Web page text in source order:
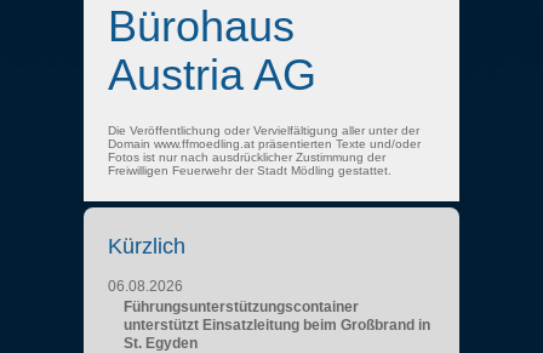
Bürohaus
Austria AG
Die Veröffentlichung oder Vervielfältigung aller unter der
Domain www.ffmoedling.at präsentierten Texte und/oder
Fotos ist nur nach ausdrücklicher Zustimmung der
Freiwilligen Feuerwehr der Stadt Mödling gestattet.
Kürzlich
06.08.2026
Führungsunterstützungscontainer
unterstützt Einsatzleitung beim Großbrand in
St. Egyden